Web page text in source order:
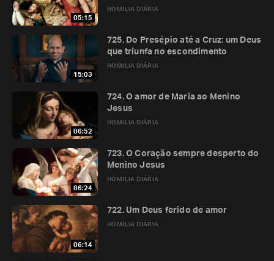
05:15
HOMILIA DIÁRIA
15:03
HOMILIA DIÁRIA
725. Do Presépio até a Cruz: um Deus
que triunfa no escondimento
06:52
HOMILIA DIÁRIA
724. O amor de Maria ao Menino
Jesus
06:24
HOMILIA DIÁRIA
723. O Coração sempre desperto do
Menino Jesus
06:14
HOMILIA DIÁRIA
722. Um Deus ferido de amor